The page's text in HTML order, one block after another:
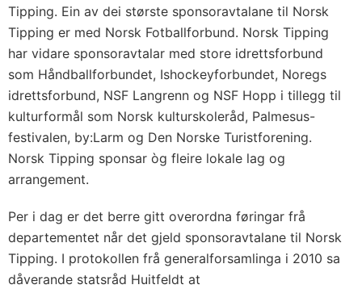
Tipping. Ein av dei største sponsoravtalane til Norsk
Tipping er med Norsk Fotballforbund. Norsk Tipping
har vidare sponsoravtalar med store idrettsforbund
som Håndballforbundet, Ishockeyforbundet, Noregs
idrettsforbund, NSF Langrenn og NSF Hopp i tillegg til
kulturformål som Norsk kulturskoleråd, Palmesus-
festivalen, by:Larm og Den Norske Turistforening.
Norsk Tipping sponsar òg fleire lokale lag og
arrangement.
Per i dag er det berre gitt overordna føringar frå
departementet når det gjeld sponsoravtalane til Norsk
Tipping. I protokollen frå generalforsamlinga i 2010 sa
dåverande statsråd Huitfeldt at